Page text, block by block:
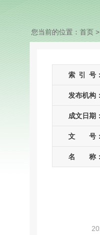
您当前的位置： 首页>
索 引 号：
发布机构：
成文日期：
文 号：
名 称：